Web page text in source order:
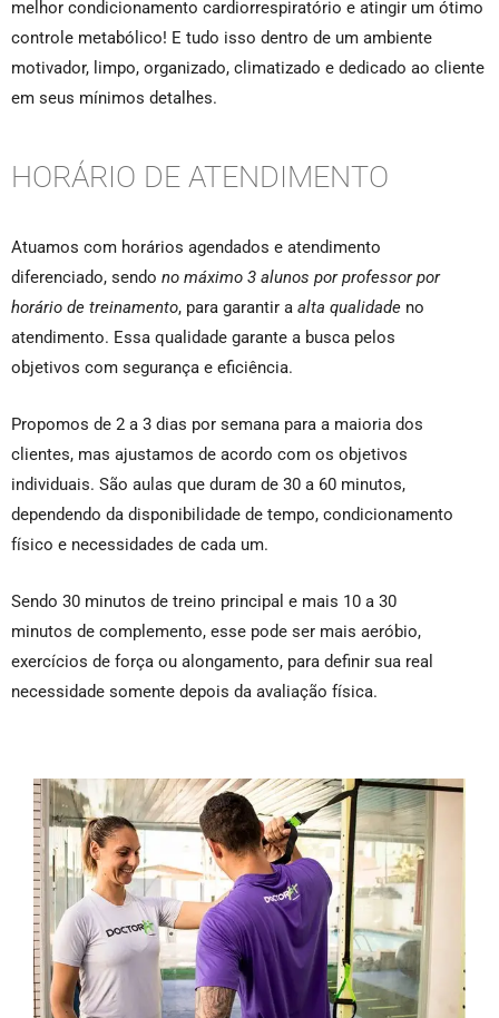
melhor condicionamento cardiorrespiratório e atingir um ótimo
controle metabólico! E tudo isso dentro de um ambiente
motivador, limpo, organizado, climatizado e dedicado ao cliente
em seus mínimos detalhes.
HORÁRIO DE ATENDIMENTO
Atuamos com horários agendados e atendimento
diferenciado, sendo no máximo 3 alunos por professor por
horário de treinamento, para garantir a alta qualidade no
atendimento. Essa qualidade garante a busca pelos
objetivos com segurança e eficiência.
Propomos de 2 a 3 dias por semana para a maioria dos
clientes, mas ajustamos de acordo com os objetivos
individuais. São aulas que duram de 30 a 60 minutos,
dependendo da disponibilidade de tempo, condicionamento
físico e necessidades de cada um.
Sendo 30 minutos de treino principal e mais 10 a 30
minutos de complemento, esse pode ser mais aeróbio,
exercícios de força ou alongamento, para definir sua real
necessidade somente depois da avaliação física.